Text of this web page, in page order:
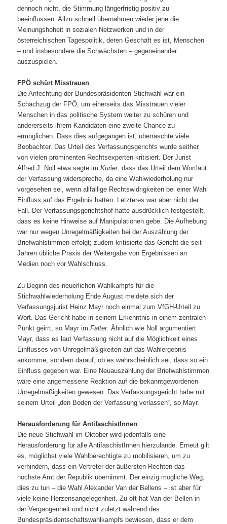
dennoch nicht, die Stimmung längerfristig positiv zu
beeinflussen. Allzu schnell übernahmen wieder jene die
Meinungshoheit in sozialen Netzwerken und in der
österreichischen Tagespolitik, deren Geschäft es ist, Menschen
– und insbesondere die Schwächsten – gegeneinander
auszuspielen.
FPÖ schürt Misstrauen
Die Anfechtung der Bundespräsidenten-Stichwahl war ein
Schachzug der FPÖ, um einerseits das Misstrauen vieler
Menschen in das politische System weiter zu schüren und
andererseits ihrem Kandidaten eine zweite Chance zu
ermöglichen. Dass dies aufgegangen ist, überraschte viele
Beobachter. Das Urteil des Verfassungsgerichts wurde seither
von vielen prominenten Rechtsexperten kritisiert. Der Jurist
Alfred J. Noll etwa sagte imKurier, dass das Urteil dem Wortlaut
der Verfassung widerspreche, da eine Wahlwiederholung nur
vorgesehen sei, wenn allfällige Rechtswidrigkeiten bei einer Wahl
Einfluss auf das Ergebnis hatten. Letzteres war aber nicht der
Fall. Der Verfassungsgerichtshof hatte ausdrücklich festgestellt,
dass es keine Hinweise auf Manipulationen gebe. Die Aufhebung
war nur wegen Unregelmäßigkeiten bei der Auszählung der
Briefwahlstimmen erfolgt; zudem kritisierte das Gericht die seit
Jahren übliche Praxis der Weitergabe von Ergebnissen an
Medien noch vor Wahlschluss.
Zu Beginn des neuerlichen Wahlkampfs für die
Stichwahlwiederholung Ende August meldete sich der
Verfassungsjurist Heinz Mayr noch einmal zum VfGH-Urteil zu
Wort. Das Gericht habe in seinem Erkenntnis in einem zentralen
Punkt geirrt, so Mayr imFalter. Ähnlich wie Noll argumentiert
Mayr, dass es laut Verfassung nicht auf die Möglichkeit eines
Einflusses von Unregelmäßigkeiten auf das Wahlergebnis
ankomme, sondern darauf, ob es wahrscheinlich sei, dass so ein
Einfluss gegeben war. Eine Neuauszählung der Briefwahlstimmen
wäre eine angemessene Reaktion auf die bekanntgewordenen
Unregelmäßigkeiten gewesen. Das Verfassungsgericht habe mit
seinem Urteil „den Boden der Verfassung verlassen“, so Mayr.
Herausforderung für AntifaschistInnen
Die neue Stichwahl im Oktober wird jedenfalls eine
Herausforderung für alle AntifaschistInnen hierzulande. Erneut gilt
es, möglichst viele Wahlberechtigte zu mobilisieren, um zu
verhindern, dass ein Vertreter der äußersten Rechten das
höchste Amt der Republik übernimmt. Der einzig mögliche Weg,
dies zu tun – die Wahl Alexander Van der Bellens – ist aber für
viele keine Herzensangelegenheit. Zu oft hat Van der Bellen in
der Vergangenheit und nicht zuletzt während des
Bundespräsidentschaftswahlkampfs bewiesen, dass er dem